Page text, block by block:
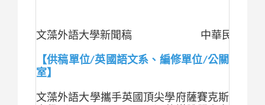
文藻外語大學新聞稿 中華民國
【供稿單位/英國語文系、編修單位/公關
室】
文藻外語大學攜手英國頂尖學府薩賽克斯